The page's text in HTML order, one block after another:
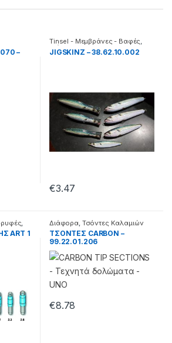
–
Tinsel - Μεμβράνες - Βαφές,
Διάφορα
JIGSKINZ – 38.62.10.002
€3.47
ART 1
Διάφορα Τσόντες Καλαμιών
ΤΣΟΝΤΕΣ CARBON –
99.22.01.206
€8.78